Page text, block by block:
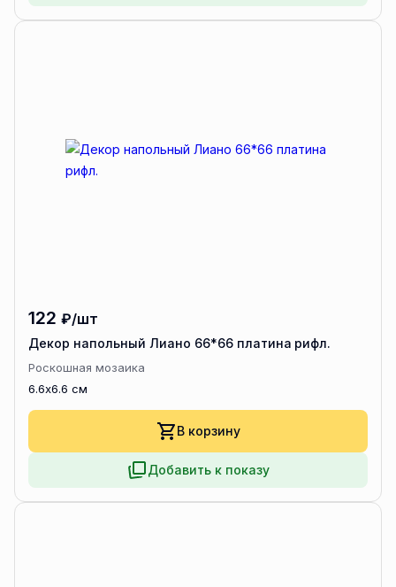
122 ₽/шт
Декор напольный Лиано 66*66 платина рифл.
Роскошная мозаика
6.6x6.6 см
В корзину
Добавить к показу